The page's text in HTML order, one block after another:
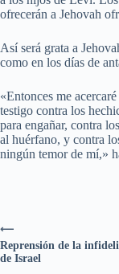
ofrecerán a Jehovah
Así será grata a
como en los días de
«Entonces me
testigo contra los
para engañar, contra
al huérfano, y contra
ningún temor de mí,»
⟵
Reprensión de la
de Israel